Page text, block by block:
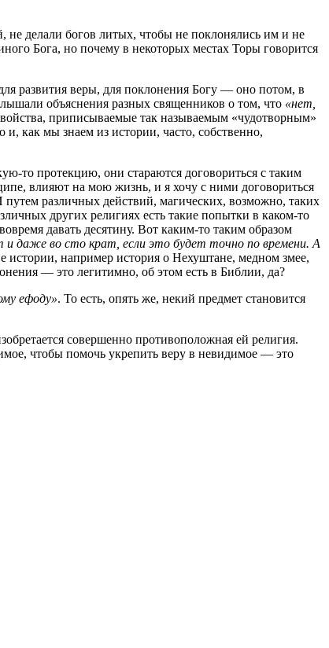
не делали богов литых, чтобы не поклонялись им и не
Бога, но почему в некоторых местах Торы говорится
развития веры, для поклонения Богу — оно потом, в
объяснения разных священников о том, что «нет,
приписываемые так называемым «чудотворным»
и, как мы знаем из истории, часто, собственно,
то протекцию, они стараются договориться с таким
влияют на мою жизнь, и я хочу с ними договориться
различных действий, магических, возможно, таких
других религиях есть такие попытки в каком-то
давать десятину. Вот каким-то таким образом
даже во сто крат, если это будет точно по времени. А
истории, например история о Нехуштане, медном змее,
— это легитимно, об этом есть в Библии, да?
ефоду». То есть, опять же, некий предмет становится
совершенно противоположная ей религия.
чтобы помочь укрепить веру в невидимое — это